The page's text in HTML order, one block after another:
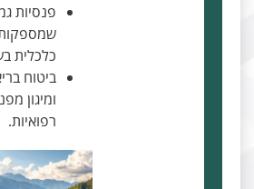
פנסיות גמלאות
שמספקות
כלכלית בעת
ביטוח בריאות
ומיגון מפני
רפואיות.